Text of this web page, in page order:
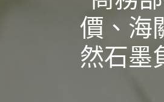
價、海
然石墨